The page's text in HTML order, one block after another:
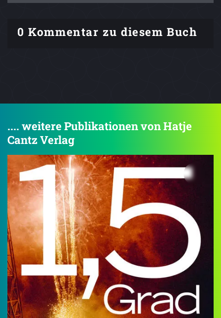
0 Kommentar zu diesem Buch
.... weitere Publikationen von Hatje
Cantz Verlag